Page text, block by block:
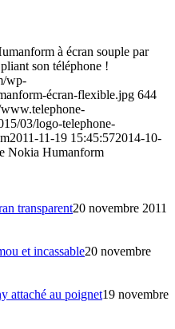
à écran souple par
son téléphone !
wp-
écran-flexible.jpg 644
03/logo-telephone-
2011-11-19 15:45:572014-10-
Nokia Humanform
transparent20 novembre 2011
et incassable20 novembre
attaché au poignet19 novembre